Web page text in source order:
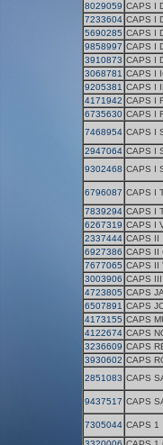
8029059 CAPS I
7233604 CAPS I
5690285 CAPS I
9858997 CAPS I
3910873 CAPS I
3068781 CAPS I
9205381 CAPS I
4171942 CAPS I
6735630 CAPS I
7468954 CAPS I
2947064 CAPS I
9302468 CAPS I
6796087 CAPS I
7839294 CAPS I
6267319 CAPS I
2337444 CAPS II
6927386 CAPS II
7677065 CAPS II
3003906 CAPS III
4723805 CAPS
6507891 CAPS
4173155 CAPS
4122674 CAPS
3236609 CAPS
3930602 CAPS
2851083 CAPS
9437517 CAPS
7305044 CAPS 1